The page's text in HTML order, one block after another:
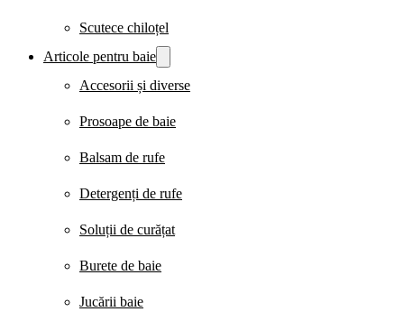
Scutece chiloțel
Articole pentru baie
Accesorii și diverse
Prosoape de baie
Balsam de rufe
Detergenți de rufe
Soluții de curățat
Burete de baie
Jucării baie